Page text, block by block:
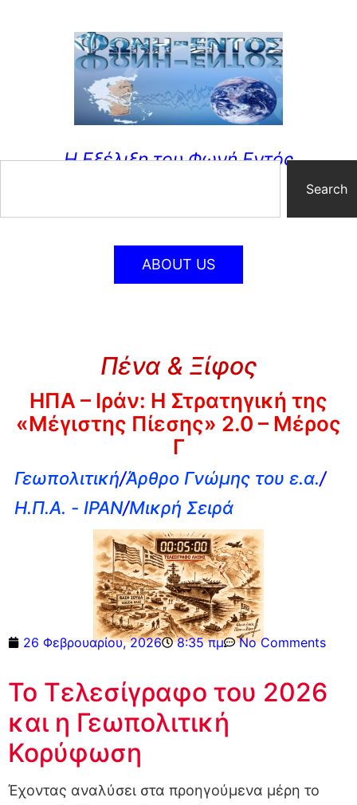
Η Εξέλιξη του Φωνή Εντός
Search
ABOUT US
Πένα & Ξίφος
ΗΠΑ – Ιράν: Η Στρατηγική της
«Μέγιστης Πίεσης» 2.0 – Μέρος
Γ
Γεωπολιτική/Άρθρο Γνώμης του ε.α./
Η.Π.Α. - ΙΡΑΝ/Μικρή Σειρά
26 Φεβρουαρίου, 2026 8:35 πμ No Comments
Το Τελεσίγραφο του 2026
και η Γεωπολιτική
Κορύφωση
Έχοντας αναλύσει στα προηγούμενα μέρη το